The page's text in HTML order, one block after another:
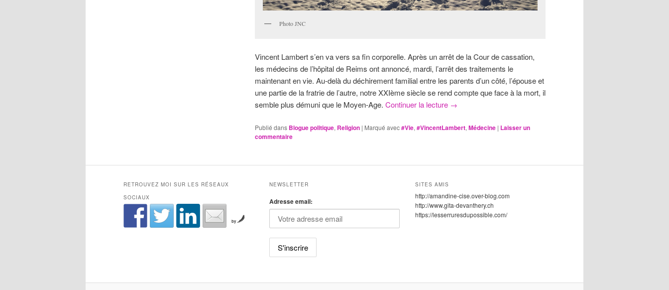
Photo JNC
Vincent Lambert s’en va vers sa fin corporelle. Après un arrêt de la Cour de cassation,
les médecins de l’hôpital de Reims ont annoncé, mardi, l’arrêt des traitements le
maintenant en vie. Au-delà du déchirement familial entre les parents d’un côté, l’épouse et
une partie de la fratrie de l’autre, notre XXIème siècle se rend compte que face à la mort, il
semble plus démuni que le Moyen-Age. Continuer la lecture →
Publié dans Blogue politique, Religion | Marqué avec#Vie, #VincentLambert, Médecine | Laisser un
commentaire
RETROUVEZ MOI SUR LES RÉSEAUX
SOCIAUX
by
NEWSLETTER
Adresse email:
SITES AMIS
http://amandine-cise.over-blog.com
http://www.gita-devanthery.ch
https://lesserruresdupossible.com/